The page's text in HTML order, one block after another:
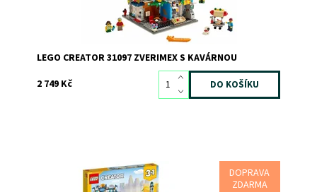
LEGO CREATOR 31097 ZVERIMEX S KAVÁRNOU
2 749 Kč
DOPRAVA
ZDARMA
Užijte si zábavný výlet do města se stavebnicí LEGO